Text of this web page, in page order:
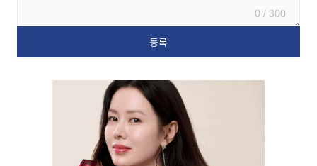
0 / 300